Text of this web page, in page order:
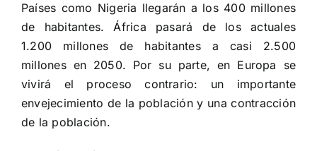
Países como Nigeria llegarán a los 400 millones
de habitantes. África pasará de los actuales
1.200 millones de habitantes a casi 2.500
millones en 2050. Por su parte, en Europa se
vivirá el proceso contrario: un importante
envejecimiento de la población y una contracción
de la población.